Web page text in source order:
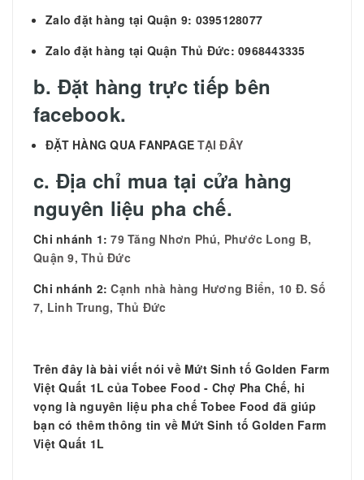
Zalo đặt hàng tại Quận 9: 0395128077
Zalo đặt hàng tại Quận Thủ Đức: 0968443335
b. Đặt hàng trực tiếp bên
facebook.
ĐẶT HÀNG QUA FANPAGETẠI ĐÂY
c. Địa chỉ mua tại cửa hàng
nguyên liệu pha chế.
Chi nhánh 1:79 Tăng Nhơn Phú, Phước Long B,
Quận 9, Thủ Đức
Chi nhánh 2:Cạnh nhà hàng Hương Biển, 10 Đ. Số
7, Linh Trung, Thủ Đức
Trên đây là bài viết nói về Mứt Sinh tố Golden Farm
Việt Quất 1L của Tobee Food - Chợ Pha Chế, hi
vọng là nguyên liệu pha chế Tobee Food đã giúp
bạn có thêm thông tin về Mứt Sinh tố Golden Farm
Việt Quất 1L